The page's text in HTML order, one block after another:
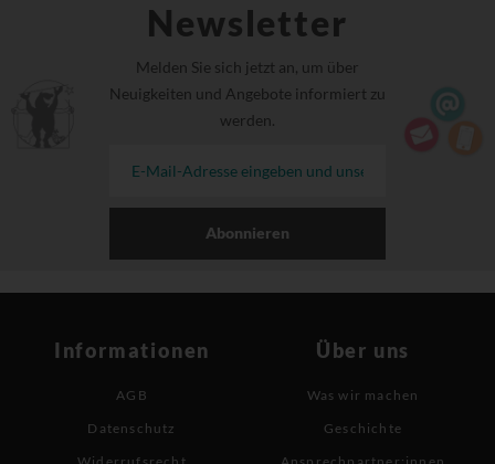
Newsletter
Melden Sie sich jetzt an, um über
Neuigkeiten und Angebote informiert zu
werden.
Abonnieren
Informationen
AGB
Datenschutz
Über uns
Was wir machen
Geschichte